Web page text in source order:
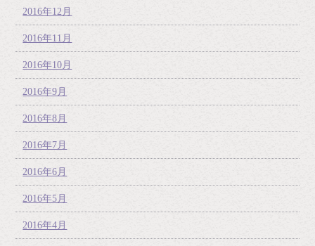
2016年12月
2016年11月
2016年10月
2016年9月
2016年8月
2016年7月
2016年6月
2016年5月
2016年4月